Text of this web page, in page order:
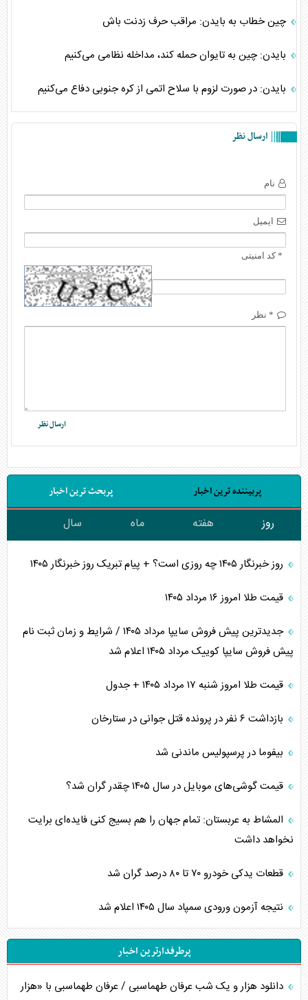
چین خطاب به بایدن: مراقب حرف زدنت باش
بایدن: چین به تایوان حمله کند، مداخله نظامی می‌کنیم
بایدن: در صورت لزوم با سلاح اتمی از کره جنوبی دفاع می‌کنیم
ارسال نظر
نام
ایمیل
* کد امنیتی
* نظر
پربیننده ترین اخبار پربحث ترین اخبار
روز هفته ماه سال
روز خبرنگار ۱۴۰۵ چه روزی است؟ + پیام تبریک روز خبرنگار ۱۴۰۵
قیمت طلا امروز ۱۶ مرداد ۱۴۰۵
جدیدترین پیش فروش سایپا مرداد ۱۴۰۵ / شرایط و زمان ثبت نام
پیش فروش سایپا کوییک مرداد ۱۴۰۵ اعلام شد
قیمت طلا امروز شنبه ۱۷ مرداد ۱۴۰۵ + جدول
بازداشت ۶ نفر در پرونده قتل جوانی در ستارخان
بیفوما در پرسپولیس ماندنی شد
قیمت گوشی‌های موبایل در سال ۱۴۰۵ چقدر گران شد؟
المشاط به عربستان: تمام جهان را هم بسیج کنی فایده‌ای برایت
نخواهد داشت
قطعات یدکی خودرو ۷۰ تا ۸۰ درصد گران شد
نتیجه آزمون ورودی سمپاد سال ۱۴۰۵ اعلام شد
پرطرفدارترین اخبار
دانلود هزار و یک شب عرفان طهماسبی / عرفان طهماسبی با «هزار